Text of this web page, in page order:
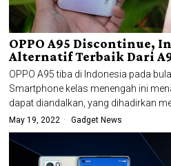
OPPO A95 Discontinue,
Alternatif Terbaik Dari
OPPO A95 tiba di Indonesia pada
Smartphone kelas menengah ini
dapat diandalkan, yang dihadirkan
May 19, 2022 Gadget News